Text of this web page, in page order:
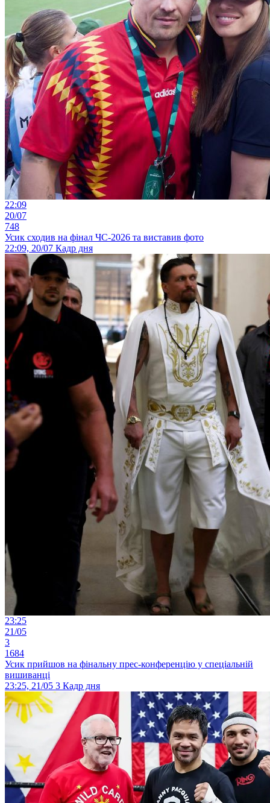
22:09
20/07
748
Усик сходив на фінал ЧС-2026 та виставив фото
22:09, 20/07 Кадр дня
23:25
21/05
3
1684
Усик прийшов на фінальну прес-конференцію у спеціальній
вишиванці
23:25, 21/05 3 Кадр дня